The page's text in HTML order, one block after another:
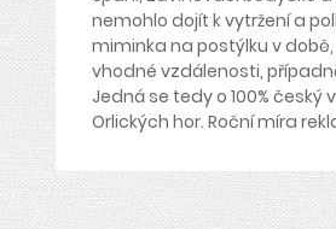
nemohlo dojít k vytržení a
miminka na postýlku v
vhodné vzdálenosti,
Jedná se tedy o 100%
Orlických hor. Roční míra